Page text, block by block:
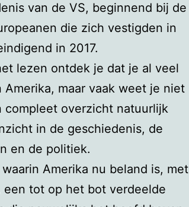
van de VS, beginnend bij de
die zich vestigden in
in 2017.
lezen ontdek je dat je al veel
Amerika, maar vaak weet je niet
compleet overzicht natuurlijk
in de geschiedenis, de
en de politiek.
Amerika nu beland is, met
tot op het bot verdeelde